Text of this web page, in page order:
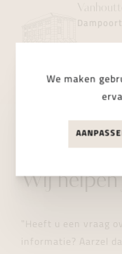
STUUR ONS EEN
Wij
"Heeft u een vraag
informatie? Aarzel
We maken